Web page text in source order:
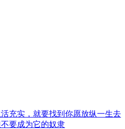
充实，就要找到你愿放纵一生去
要成为它的奴隶